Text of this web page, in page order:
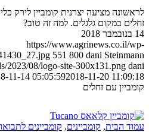
מציעה יצרנית קומביין לירק כלי
במקום גלגלים. למה זה טוב?
https://
341430_27.jpg
551 800 dani
2023/08/logo-site-300x131.png
2018-11-14 05:05:592018-11-20
עם זחלים
הבית ,קומביינים,קומביינים לתבואות